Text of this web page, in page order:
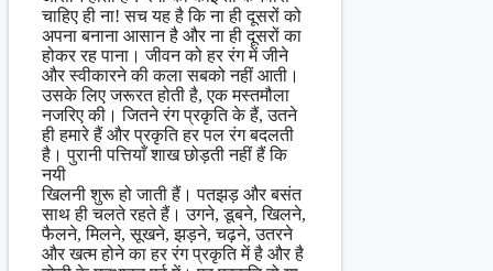
चाहिए ही ना! सच यह है कि ना ही दूसरों को
अपना बनाना आसान है और ना ही दूसरों का
होकर रह पाना। जीवन को हर रंग में जीने
और स्वीकारने की कला सबको नहीं आती।
उसके लिए जरूरत होती है, एक मस्तमौला
नजरिए की। जितने रंग प्रकृति के हैं, उतने
ही हमारे हैं और प्रकृति हर पल रंग बदलती
है। पुरानी पत्तियाँ शाख छोड़ती नहीं हैं कि
नयी
खिलनी शुरू हो जाती हैं। पतझड़ और बसंत
साथ ही चलते रहते हैं। उगने, डूबने, खिलने,
फैलने, मिलने, सूखने, झड़ने, चढ़ने, उतरने
और खत्म होने का हर रंग प्रकृति में है और है